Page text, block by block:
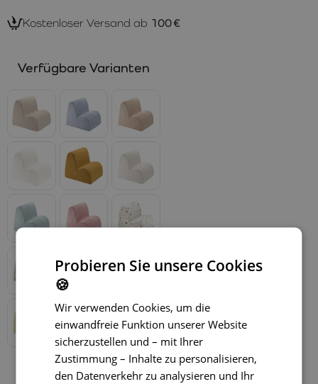
Kostenloser Versand ab 100 €
Verfügbare Varianten
Probieren Sie unsere Cookies
🍪
Wir verwenden Cookies, um die
einwandfreie Funktion unserer Website
sicherzustellen und – mit Ihrer
Zustimmung – Inhalte zu personalisieren,
den Datenverkehr zu analysieren und Ihr